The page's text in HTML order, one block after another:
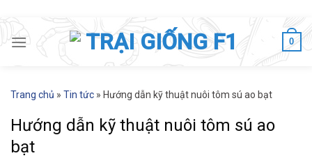
content
0
Trang chủ » Tin tức » Hướng dẫn kỹ thuật nuôi tôm sú ao bạt
Hướng dẫn kỹ thuật nuôi tôm sú ao
bạt